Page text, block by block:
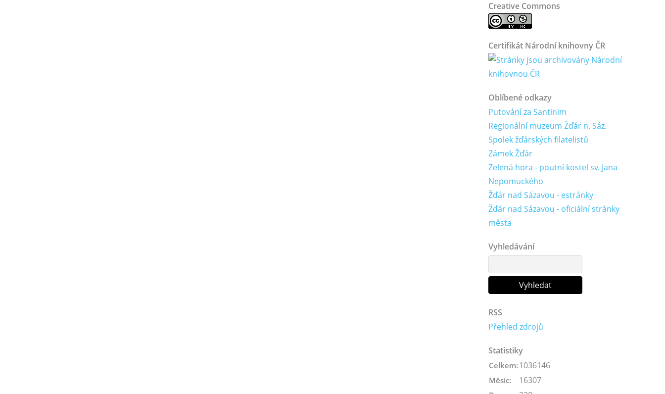
Creative Commons
Certifikát Národní knihovny ČR
Oblíbené odkazy
Putování za Santinim
Regionální muzeum Žďár n. Sáz.
Spolek žďárských filatelistů
Zámek Žďár
Zelená hora - poutní kostel sv. Jana
Nepomuckého
Žďár nad Sázavou - estránky
Žďár nad Sázavou - oficiální stránky
města
Vyhledávání
RSS
Přehled zdrojů
Statistiky
Celkem: 1036146
Měsíc: 16307